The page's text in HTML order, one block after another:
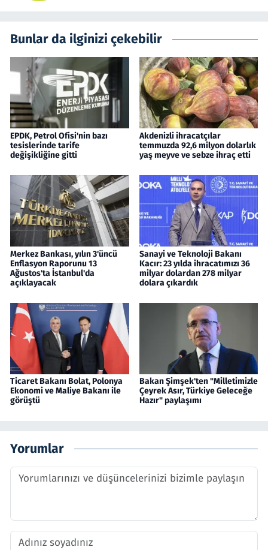
Bunlar da ilginizi çekebilir
EPDK, Petrol Ofisi'nin bazı
tesislerinde tarife
değişikliğine gitti
Akdenizli ihracatçılar
temmuzda 92,6 milyon dolarlık
yaş meyve ve sebze ihraç etti
Merkez Bankası, yılın 3'üncü
Enflasyon Raporunu 13
Ağustos'ta İstanbul'da
açıklayacak
Sanayi ve Teknoloji Bakanı
Kacır: 23 yılda ihracatımızı 36
milyar dolardan 278 milyar
dolara çıkardık
Ticaret Bakanı Bolat, Polonya
Ekonomi ve Maliye Bakanı ile
görüştü
Bakan Şimşek'ten "Milletimizle
Çeyrek Asır, Türkiye Geleceğe
Hazır" paylaşımı
Yorumlar